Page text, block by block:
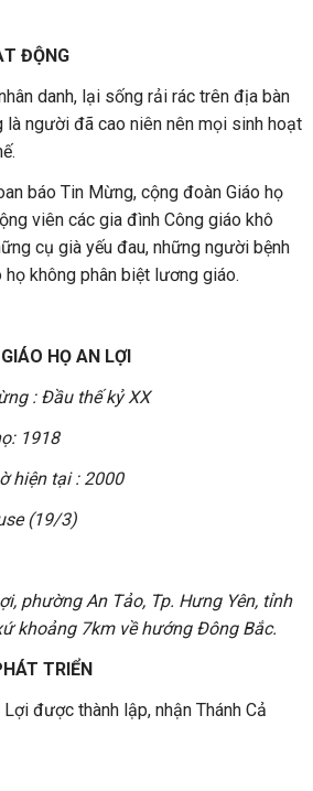
ĐỘNG
danh, lại sống rải rác trên địa bàn
là người đã cao niên nên mọi sinh hoạt
báo Tin Mừng, cộng đoàn Giáo họ
viên các gia đình Công giáo khô
cụ già yếu đau, những người bệnh
không phân biệt lương giáo.
GIÁO HỌ AN LỢI
: Đầu thế kỷ XX
1918
hiện tại : 2000
(19/3)
phường An Tảo, Tp. Hưng Yên, tỉnh
khoảng 7km về hướng Đông Bắc.
TRIỂN
được thành lập, nhận Thánh Cả